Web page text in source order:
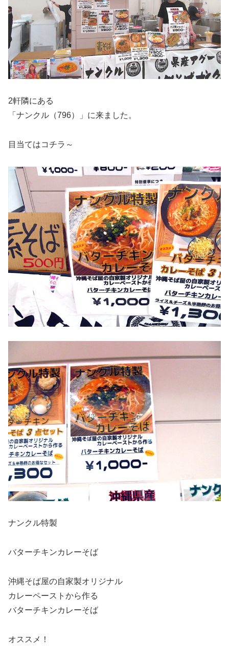
2軒隣にある
「ナンクル（796）」に来ました。
目当てはコチラ～
ナンクル特製
バターチキンカレーそば
沖縄そば屋の自家製オリジナル
カレーペーストから作る
バターチキンカレーそば
オススメ！